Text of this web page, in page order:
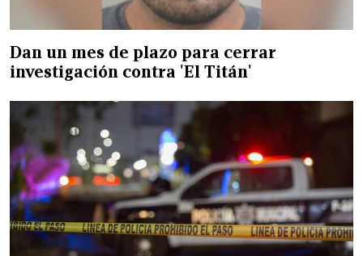
Dan un mes de plazo para cerrar
investigación contra 'El Titán'